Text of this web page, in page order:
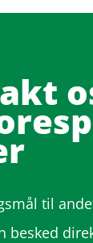
til
besked